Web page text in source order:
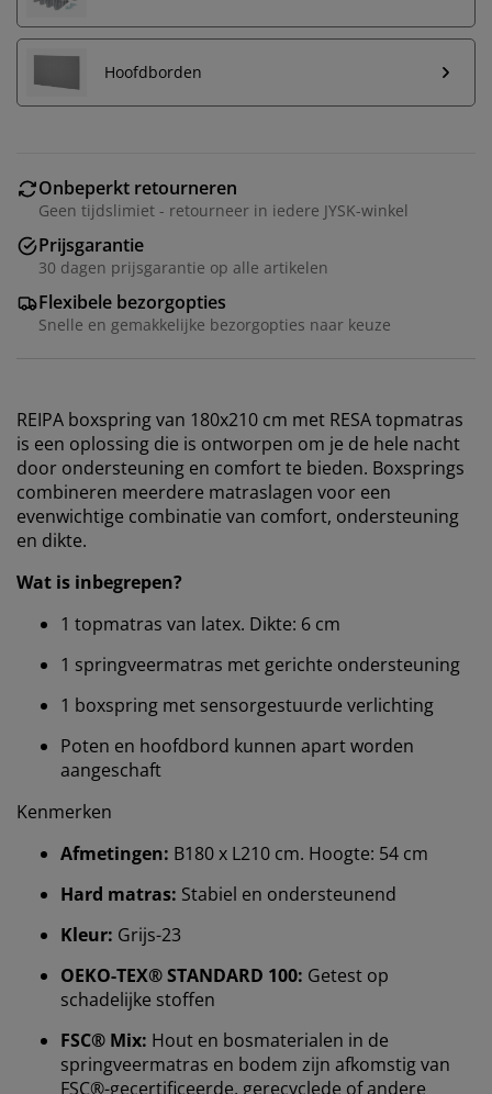
Hoofdborden
Onbeperkt retourneren
Geen tijdslimiet - retourneer in iedere JYSK-winkel
Prijsgarantie
30 dagen prijsgarantie op alle artikelen
Flexibele bezorgopties
Snelle en gemakkelijke bezorgopties naar keuze
REIPA boxspring van 180x210 cm met RESA topmatras
is een oplossing die is ontworpen om je de hele nacht
door ondersteuning en comfort te bieden. Boxsprings
combineren meerdere matraslagen voor een
evenwichtige combinatie van comfort, ondersteuning
en dikte.
Wat is inbegrepen?
1 topmatras van latex. Dikte: 6 cm
1 springveermatras met gerichte ondersteuning
1 boxspring met sensorgestuurde verlichting
Poten en hoofdbord kunnen apart worden
aangeschaft
Kenmerken
Afmetingen: B180 x L210 cm. Hoogte: 54 cm
Hard matras: Stabiel en ondersteunend
Kleur: Grijs-23
OEKO-TEX® STANDARD 100: Getest op
schadelijke stoffen
FSC® Mix: Hout en bosmaterialen in de
springveermatras en bodem zijn afkomstig van
FSC®-gecertificeerde, gerecyclede of andere
Wij personaliseren jouw ervaring
Bij JYSK gebruiken we cookies en mobiele